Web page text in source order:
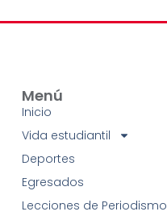
Menú
Inicio
Vida estudiantil
Deportes
Egresados
Lecciones de Periodismo